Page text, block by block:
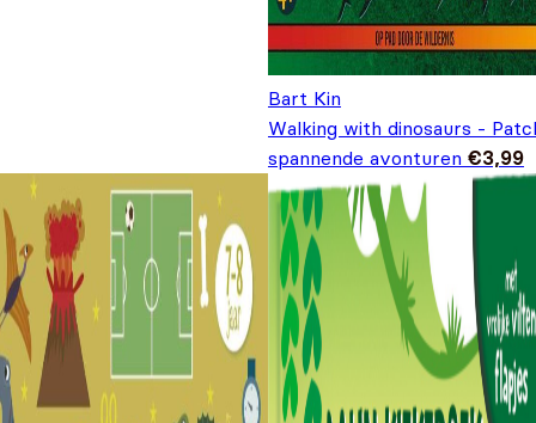
Bart Kin
Walking with dinosaurs -
spannende avonturen €3,99